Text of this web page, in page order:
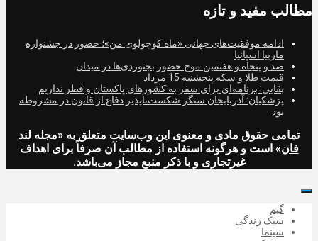
مطالب مفید و تازه
ادامه موفقیت‌های جهانی «ماه کوچولوی من»؛ حضور در جشنواره
ماربیا اسپانیا
صد و پنجاه و هفتمین موج حضور بجنوردی‌ها در میدان
قیمت طلا و سکه پنجشنبه 15 مرداد
بقایی: برنامه‌ای برای سفر به کشورهای پاکستان و قطر نداریم
پزشکیان: آذربایجان سنگر شکست‌ناپذیر دفاع از قانون در مشروطه
بود
تمامی حقوق مادی و معنوی این وب‌سایت متعلق به «مجله لند
فان» است و هرگونه استفاده از مطالب آن صرفاً برای اهداف
غیرتجاری و با ذکر منبع مجاز می‌باشد.
گیم
سبک زندگی
سینما